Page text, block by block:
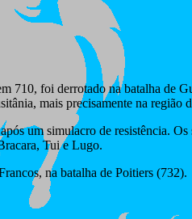
foi derrotado na batalha de
mais precisamente na região
um simulacro de resistência.
Tui e Lugo.
na batalha de Poitiers (732).